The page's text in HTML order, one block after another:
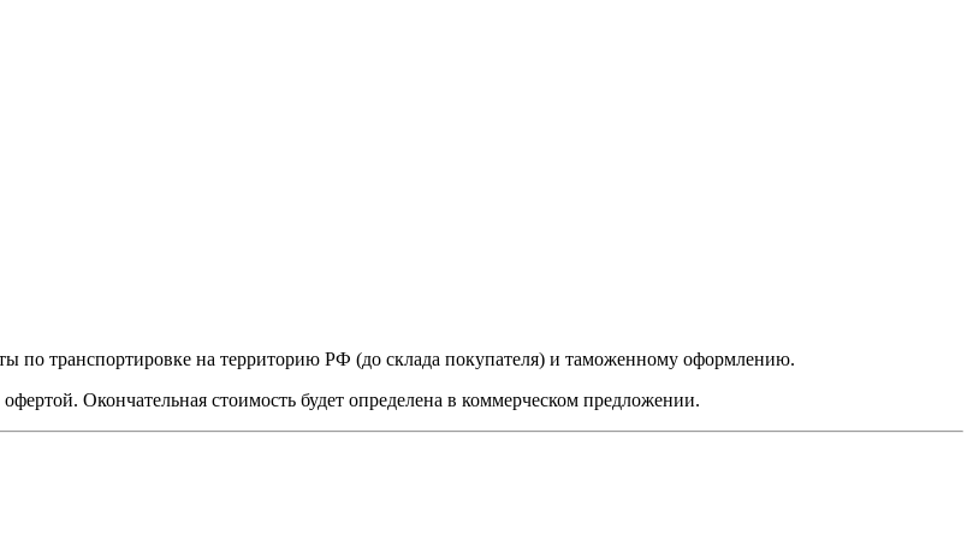
по транспортировке на территорию РФ (до склада покупателя) и таможенному оформлению.
Окончательная стоимость будет определена в коммерческом предложении.